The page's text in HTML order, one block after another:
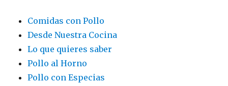
Comidas con Pollo
Desde Nuestra Cocina
Lo que quieres saber
Pollo al Horno
Pollo con Especias